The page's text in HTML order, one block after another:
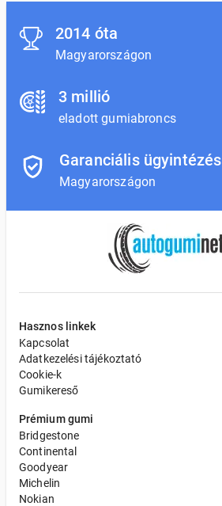
2014 óta
Magyarországon
3 millió
eladott gumiabroncs
Garanciális ügyintézés
Magyarországon
Hasznos linkek
Kapcsolat
Adatkezelési tájékoztató
Cookie-k
Gumikereső
Prémium gumi
Bridgestone
Continental
Goodyear
Michelin
Nokian